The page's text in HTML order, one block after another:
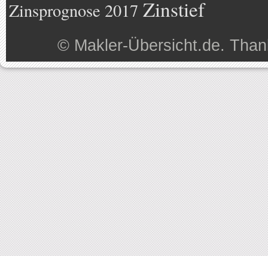
Zinsprognose 2017 Zinstief
© Makler-Übersicht.de.